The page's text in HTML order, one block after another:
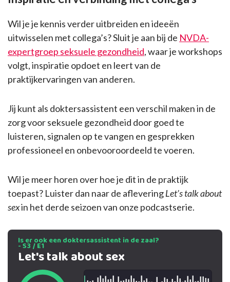
Wil je je kennis verder uitbreiden en ideeën
uitwisselen met collega’s? Sluit je aan bij de NVDA-
expertgroep seksuele gezondheid, waar je workshops
volgt, inspiratie opdoet en leert van de
praktijkervaringen van anderen.
Jij kunt als doktersassistent een verschil maken in de
zorg voor seksuele gezondheid door goed te
luisteren, signalen op te vangen en gesprekken
professioneel en onbevooroordeeld te voeren.
Wil je meer horen over hoe je dit in de praktijk
toepast? Luister dan naar de afleveringLet’s talk about
sexin het derde seizoen van onze podcastserie.